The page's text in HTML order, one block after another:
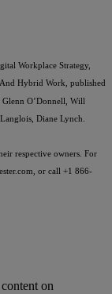
Workplace Strategy,
Hybrid Work, published
O’Donnell, Will
Diane Lynch.
respective owners. For
, or call +1 866-
on